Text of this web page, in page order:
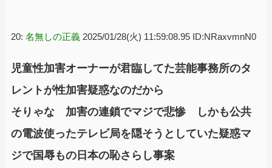
20: 名無しの正義 2025/01/28(火) 11:59:08.95 ID:NRaxvmnN0
児童性加害オーナーが君臨してた芸能事務所のタ
レントが性加害疑惑なのだから
そりゃな 加害の連鎖でマジで悲惨 しかも公共
の電波使ったテレビ局を隠そうとしていた疑惑マ
ジで国辱もの日本の恥さらし事案